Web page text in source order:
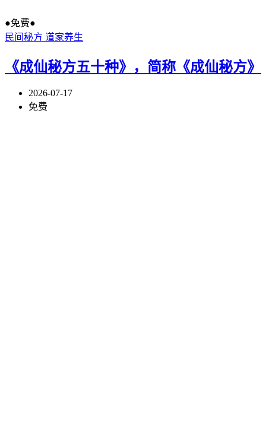
●免费●
民间秘方 道家养生
《成仙秘方五十种》，简称《成仙秘方》
2026-07-17
免费